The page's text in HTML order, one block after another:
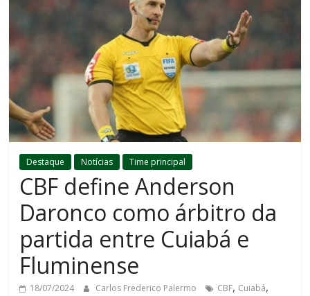
Destaque Notícias Time principal
CBF define Anderson
Daronco como árbitro da
partida entre Cuiabá e
Fluminense
18/07/2024 Carlos Frederico Palermo CBF, Cuiabá,